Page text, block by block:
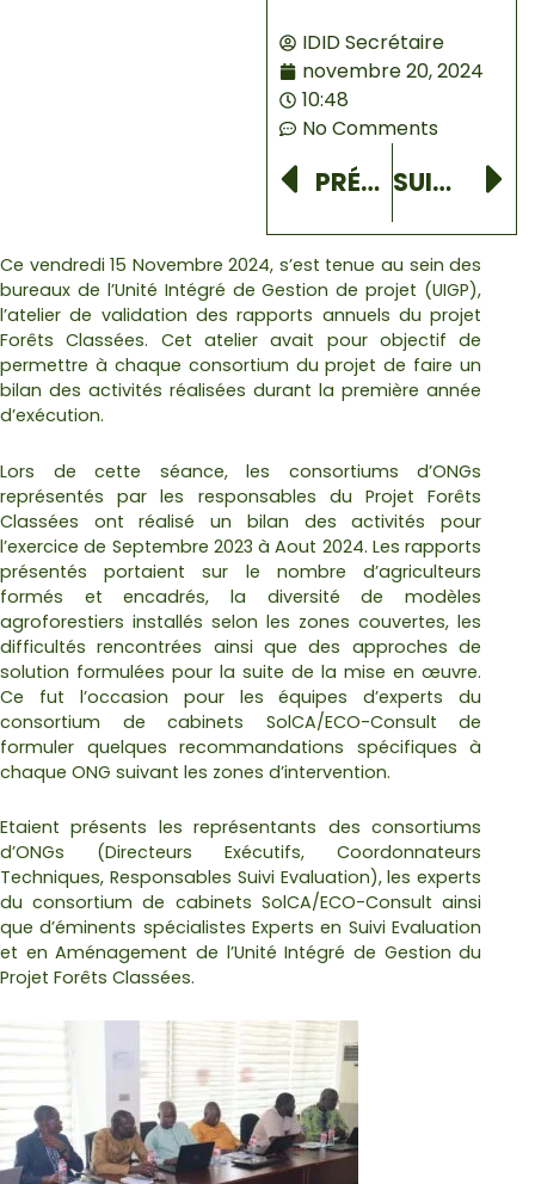
IDID Secrétaire
novembre 20, 2024
10:48
No Comments
Prev
PRÉCÉDENT SUIVANT
Ce vendredi 15 Novembre 2024, s’est tenue au sein des
bureaux de l’Unité Intégré de Gestion de projet (UIGP),
l’atelier de validation des rapports annuels du projet
Forêts Classées. Cet atelier avait pour objectif de
permettre à chaque consortium du projet de faire un
bilan des activités réalisées durant la première année
d’exécution.
Lors de cette séance, les consortiums d’ONGs
représentés par les responsables du Projet Forêts
Classées ont réalisé un bilan des activités pour
l’exercice de Septembre 2023 à Aout 2024. Les rapports
présentés portaient sur le nombre d’agriculteurs
formés et encadrés, la diversité de modèles
agroforestiers installés selon les zones couvertes, les
difficultés rencontrées ainsi que des approches de
solution formulées pour la suite de la mise en œuvre.
Ce fut l’occasion pour les équipes d’experts du
consortium de cabinets SolCA/ECO-Consult de
formuler quelques recommandations spécifiques à
chaque ONG suivant les zones d’intervention.
Etaient présents les représentants des consortiums
d’ONGs (Directeurs Exécutifs, Coordonnateurs
Techniques, Responsables Suivi Evaluation), les experts
du consortium de cabinets SolCA/ECO-Consult ainsi
que d’éminents spécialistes Experts en Suivi Evaluation
et en Aménagement de l’Unité Intégré de Gestion du
Projet Forêts Classées.